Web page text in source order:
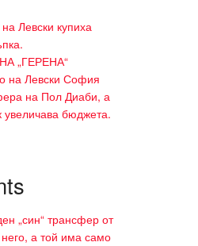
Левски купиха
„ГЕРЕНА“
на Левски София
на Пол Диаби, а
увеличава бюджета.
„син“ трансфер от
а той има само